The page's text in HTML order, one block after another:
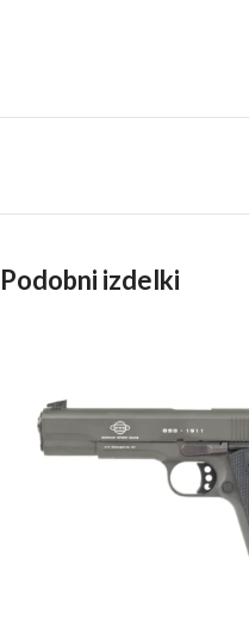
Podobni izdelki